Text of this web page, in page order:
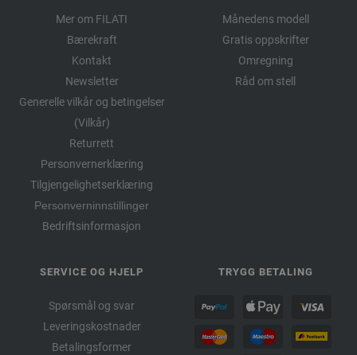
Mer om FILATI
Bærekraft
Kontakt
Newsletter
Generelle vilkår og betingelser
(Vilkår)
Returrett
Personvernerklæring
Tilgjengelighetserklæring
Personverninnstillinger
Bedriftsinformasjon
Månedens modell
Gratis oppskrifter
Omregning
Råd om stell
SERVICE OG HJELP
Spørsmål og svar
Leveringskostnader
Betalingsformer
TRYGG BETALING